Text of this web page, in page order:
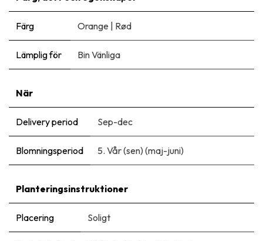
Färg Orange | Rød
Lämplig för Bin Vänliga
När
Delivery period Sep-dec
Blomningsperiod 5. Vår (sen) (maj-juni)
Planteringsinstruktioner
Placering Soligt